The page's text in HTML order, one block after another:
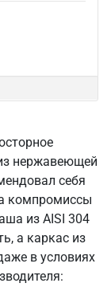
нержавеющей
себя
компромиссы
из AISI 304
а каркас из
в условиях